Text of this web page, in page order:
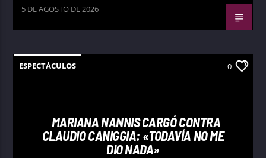
5 DE AGOSTO DE 2026
ESPECTÁCULOS 0
MARIANA NANNIS CARGÓ CONTRA
CLAUDIO CANIGGIA: «TODAVÍA NO ME
DIO NADA»